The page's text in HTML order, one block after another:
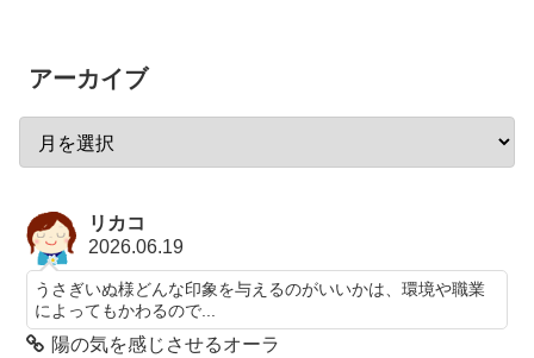
アーカイブ
リカコ
2026.06.19
うさぎいぬ様どんな印象を与えるのがいいかは、環境や職業
によってもかわるので...
陽の気を感じさせるオーラ